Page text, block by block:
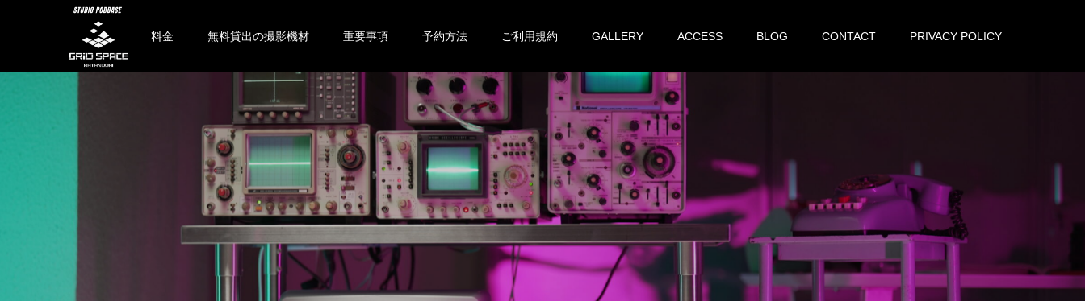
料金 無料貸出の撮影機材 重要事項 予約方法 ご利用規約 GALLERY ACCESS BLOG CONTACT PRIVACY POLICY